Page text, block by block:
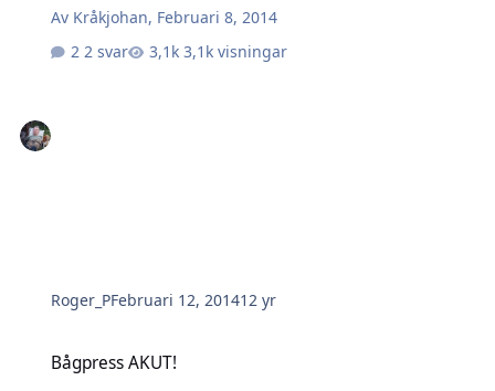
Av Kråkjohan, Februari 8, 2014
2 svar
3,1k visningar
Roger_PFebruari 12, 201412 yr
Bågpress AKUT!